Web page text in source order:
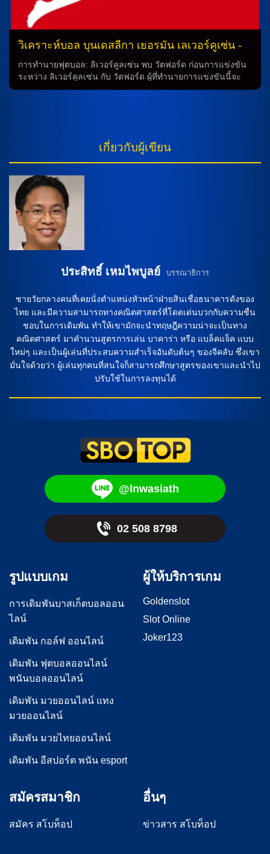
วิเคราะห์บอล บุนเดสลีกา เยอรมัน เลเวอร์คูเซ่น -
vs- ซังต์ เพาลี
การทำนายฟุตบอล: ลิเวอร์คูลเซ่น พบ วัตฟอร์ด ก่อนการแข่งขัน
ระหว่าง ลิเวอร์คูลเซ่น กับ วัตฟอร์ด ผู้ที่ทำนายการแข่งขันนี้จะ
ต้องพิจารณาถึงผู้เล่นที่รับบทบาทสำคัญในการช่วยทีมชนะเกมนี้
เกมนี้ ซึ่งจะทำให้ทีมต้องสร้างกลไกใหม่ในการเล่น เอ็ดม็องด์ ตัป
โซบา และ เอเซเกล ปาลาซิออส นอกจากนี้ นายใหญ่ อเล็กซาน
สามารถเข้าร่วมการแข่งขันเนื่องจากบาดเจ็บ ซึ่งอาจทำให้ทีม
ต้องปรับเปลี่ยนกลยุทธ์การเล่นในเกมนี้ วิเคราะห์บอล: ลิเวอร์คูล
เซ่น ทีมเหย้า ลิเวอร์คูลเซ่น มีฟอร์มที่ดีต่อเนื่องและมั่นใจเมื่อเล่น
ในสนามเหย้า แต่ จะต้องพบกับความท้าทายจาก วัตฟอร์ด […]
เกี่ยวกับผู้เขียน
ประสิทธิ์ เหมไพบูลย์ บรรณาธิการ
ชายวัยกลางคนที่เคยนั่งตำแหน่งหัวหน้าฝ่ายสินเชื่อธนาคารดังของ
ไทย และมีความสามารถทางคณิตศาสตร์ที่โดดเด่นบวกกับความชื่น
ชอบในการเดิมพัน ทำให้เขามักจะนำทฤษฎีความน่าจะเป็นทาง
คณิตศาสตร์ มาคำนวนสูตรการเล่น บาคาร่า หรือ แบล็คแจ็ค แบบ
ใหม่ๆ และเป็นผู้เล่นที่ประสบความสำเร็จอันดับต้นๆ ของจีคลับ ซึ่งเขา
มั่นใจด้วยว่า ผู้เล่นทุกคนที่สนใจก็สามารถศึกษาสูตรของเขาและนำไป
ปรับใช้ในการลงทุนได้
@lnwasiath
02 508 8798
รูปแบบเกม
การเดิมพันบาสเก็ตบอลออน
ไลน์
เดิมพัน กอล์ฟ ออนไลน์
เดิมพัน ฟุตบอลออนไลน์
พนันบอลออนไลน์
เดิมพัน มวยออนไลน์ แทง
มวยออนไลน์
เดิมพัน มวยไทยออนไลน์
เดิมพัน อีสปอร์ต พนัน esport
ผู้ให้บริการเกม
Goldenslot
Slot Online
Joker123
สมัครสมาชิก
สมัคร สโบท็อป
อื่นๆ
ข่าวสาร สโบท็อป